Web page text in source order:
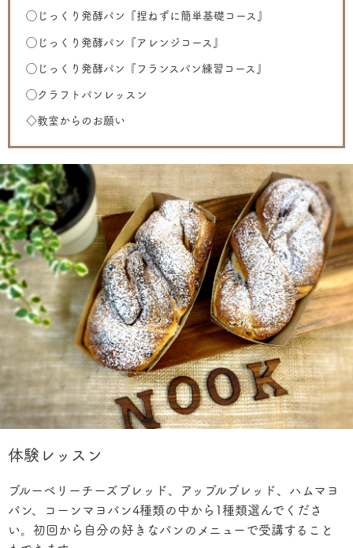
◯じっくり発酵パン『捏ねずに簡単基礎コース』
◯じっくり発酵パン『アレンジコース』
◯じっくり発酵パン『フランスパン練習コース』
◯クラフトパンレッスン
◇教室からのお願い
体験レッスン
ブルーベリーチーズブレッド、アップルブレッド、ハムマヨ
パン、コーンマヨパン4種類の中から1種類選んでくださ
い。初回から自分の好きなパンのメニューで受講すること